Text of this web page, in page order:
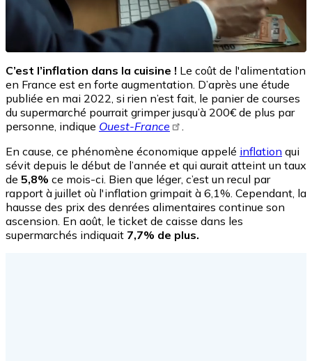
C’est l’inflation dans la cuisine ! Le coût de l'alimentation
en France est en forte augmentation. D’après une étude
publiée en mai 2022, si rien n’est fait, le panier de courses
du supermarché pourrait grimper jusqu’à 200€ de plus par
personne, indique Ouest-France
En cause, ce phénomène économique appelé inflation qui
sévit depuis le début de l’année et qui aurait atteint un taux
de 5,8% ce mois-ci. Bien que léger, c’est un recul par
rapport à juillet où l'inflation grimpait à 6,1%. Cependant, la
hausse des prix des denrées alimentaires continue son
ascension. En août, le ticket de caisse dans les
supermarchés indiquait 7,7% de plus.